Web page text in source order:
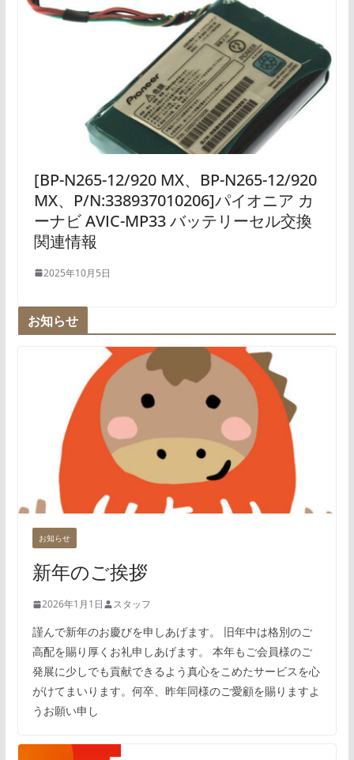
[BP-N265-12/920 MX、BP-N265-12/920
MX、P/N:338937010206]パイオニア カ
ーナビ AVIC-MP33 バッテリーセル交換
関連情報
2025年10月5日
お知らせ
お知らせ
新年のご挨拶
2026年1月1日 スタッフ
謹んで新年のお慶びを申しあげます。 旧年中は格別のご
高配を賜り厚くお礼申しあげます。 本年もご会員様のご
発展に少しでも貢献できるよう真心をこめたサービスを心
がけてまいります。何卒、昨年同様のご愛顧を賜りますよ
うお願い申し